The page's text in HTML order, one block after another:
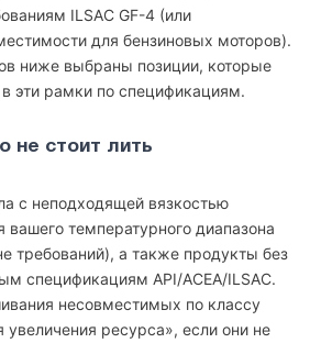
ILSAC GF-4 (или
для бензиновых моторов).
ниже выбраны позиции, которые
эти рамки по спецификациям.
не стоит лить
с неподходящей вязкостью
температурного диапазона
требований), а также продукты без
спецификациям API/ACEA/ILSAC.
несовместимых по классу
ресурса», если они не